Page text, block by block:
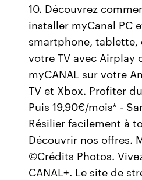
10. Découvrez
installer myCanal PC
smartphone, tablette,
votre TV avec Airplay
myCANAL sur votre
TV et Xbox. Profiter
Puis 19,90€/mois* -
Résilier facilement à
Découvrir nos offres.
©Crédits Photos.
CANAL+. Le site de